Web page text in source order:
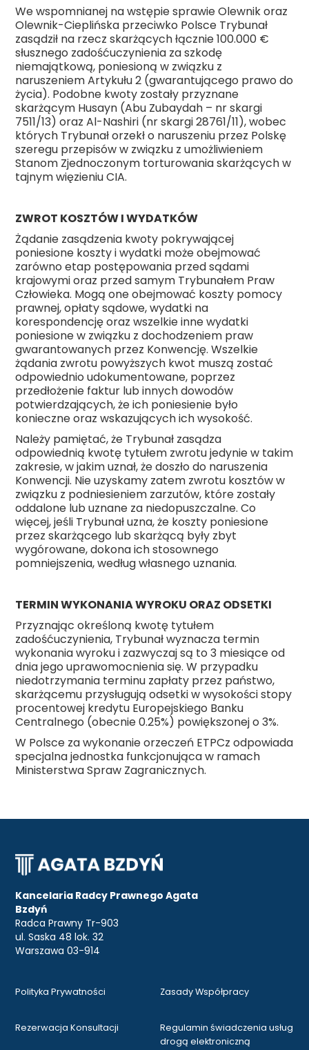
We wspomnianej na wstępie sprawie Olewnik oraz
Olewnik-Cieplińska przeciwko Polsce Trybunał
zasądził na rzecz skarżących łącznie 100.000 €
słusznego zadośćuczynienia za szkodę
niemajątkową, poniesioną w związku z
naruszeniem Artykułu 2 (gwarantującego prawo do
życia). Podobne kwoty zostały przyznane
skarżącym Husayn (Abu Zubaydah – nr skargi
7511/13) oraz Al-Nashiri (nr skargi 28761/11), wobec
których Trybunał orzekł o naruszeniu przez Polskę
szeregu przepisów w związku z umożliwieniem
Stanom Zjednoczonym torturowania skarżących w
tajnym więzieniu CIA.
ZWROT KOSZTÓW I WYDATKÓW
Żądanie zasądzenia kwoty pokrywającej
poniesione koszty i wydatki może obejmować
zarówno etap postępowania przed sądami
krajowymi oraz przed samym Trybunałem Praw
Człowieka. Mogą one obejmować koszty pomocy
prawnej, opłaty sądowe, wydatki na
korespondencję oraz wszelkie inne wydatki
poniesione w związku z dochodzeniem praw
gwarantowanych przez Konwencję. Wszelkie
żądania zwrotu powyższych kwot muszą zostać
odpowiednio udokumentowane, poprzez
przedłożenie faktur lub innych dowodów
potwierdzających, że ich poniesienie było
konieczne oraz wskazujących ich wysokość.
Należy pamiętać, że Trybunał zasądza
odpowiednią kwotę tytułem zwrotu jedynie w takim
zakresie, w jakim uznał, że doszło do naruszenia
Konwencji. Nie uzyskamy zatem zwrotu kosztów w
związku z podniesieniem zarzutów, które zostały
oddalone lub uznane za niedopuszczalne. Co
więcej, jeśli Trybunał uzna, że koszty poniesione
przez skarżącego lub skarżącą były zbyt
wygórowane, dokona ich stosownego
pomniejszenia, według własnego uznania.
TERMIN WYKONANIA WYROKU ORAZ ODSETKI
Przyznając określoną kwotę tytułem
zadośćuczynienia, Trybunał wyznacza termin
wykonania wyroku i zazwyczaj są to 3 miesiące od
dnia jego uprawomocnienia się. W przypadku
niedotrzymania terminu zapłaty przez państwo,
skarżącemu przysługują odsetki w wysokości stopy
procentowej kredytu Europejskiego Banku
Centralnego (obecnie 0.25%) powiększonej o 3%.
W Polsce za wykonanie orzeczeń ETPCz odpowiada
specjalna jednostka funkcjonująca w ramach
Ministerstwa Spraw Zagranicznych.
Kancelaria Radcy Prawnego Agata
Bzdyń
Radca Prawny Tr-903
ul. Saska 48 lok. 32
Warszawa 03-914
Polityka Prywatności Zasady Współpracy
Rezerwacja Konsultacji
Regulamin świadczenia usług
drogą elektroniczną